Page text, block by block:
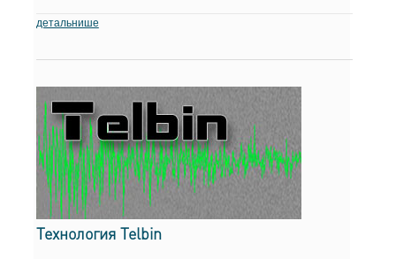
детальнише
Технология Telbin